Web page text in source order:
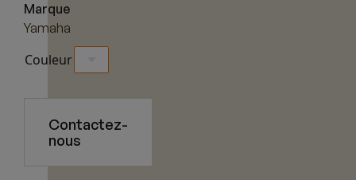
Marque
Yamaha
Couleur
Contactez-
nous